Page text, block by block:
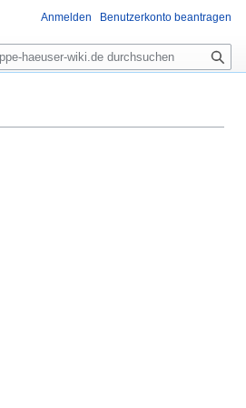
Anmelden Benutzerkonto beantragen